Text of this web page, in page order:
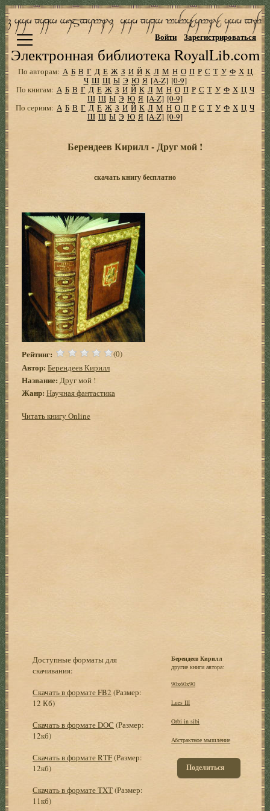
Электронная библиотека RoyalLib.com
Войти Зарегистрироваться
По авторам: А Б В Г Д Е Ж З И Й К Л М Н О П Р С Т У Ф Х Ц
Ч Ш Щ Ы Э Ю Я [A-Z] [0-9]
По книгам: А Б В Г Д Е Ж З И Й К Л М Н О П Р С Т У Ф Х Ц Ч
Ш Щ Ы Э Ю Я [A-Z] [0-9]
По сериям: А Б В Г Д Е Ж З И Й К Л М Н О П Р С Т У Ф Х Ц Ч
Ш Щ Ы Э Ю Я [A-Z] [0-9]
Берендеев Кирилл - Друг мой !
скачать книгу бесплатно
Рейтинг: (0)
Автор: Берендеев Кирилл
Название: Друг мой !
Жанр: Научная фантастика
Читать книгу Online
Доступные форматы для
скачивания:
Скачать в формате FB2 (Размер:
12 Кб)
Скачать в формате DOC (Размер:
12кб)
Скачать в формате RTF(Размер:
12кб)
Скачать в формате TXT(Размер:
11кб)
Берендеев Кирилл
другие книги автора:
90х60х90
Lues III
Orbi in sibi
Абстрактное мышление
Поделиться